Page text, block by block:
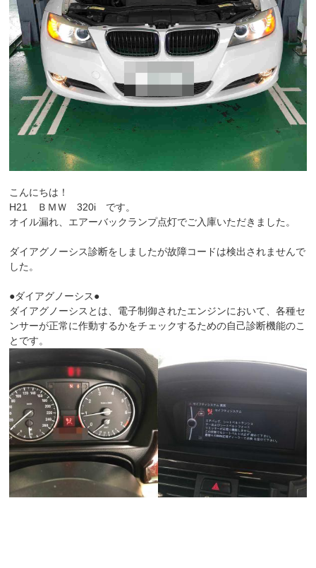
こんにちは！
H21 ＢＭＷ 320i です。
オイル漏れ、エアーバックランプ点灯でご入庫いただきました。
ダイアグノーシス診断をしましたが故障コードは検出されませんで
した。
●ダイアグノーシス●
ダイアグノーシスとは、電子制御されたエンジンにおいて、各種セ
ンサーが正常に作動するかをチェックするための自己診断機能のこ
とです。